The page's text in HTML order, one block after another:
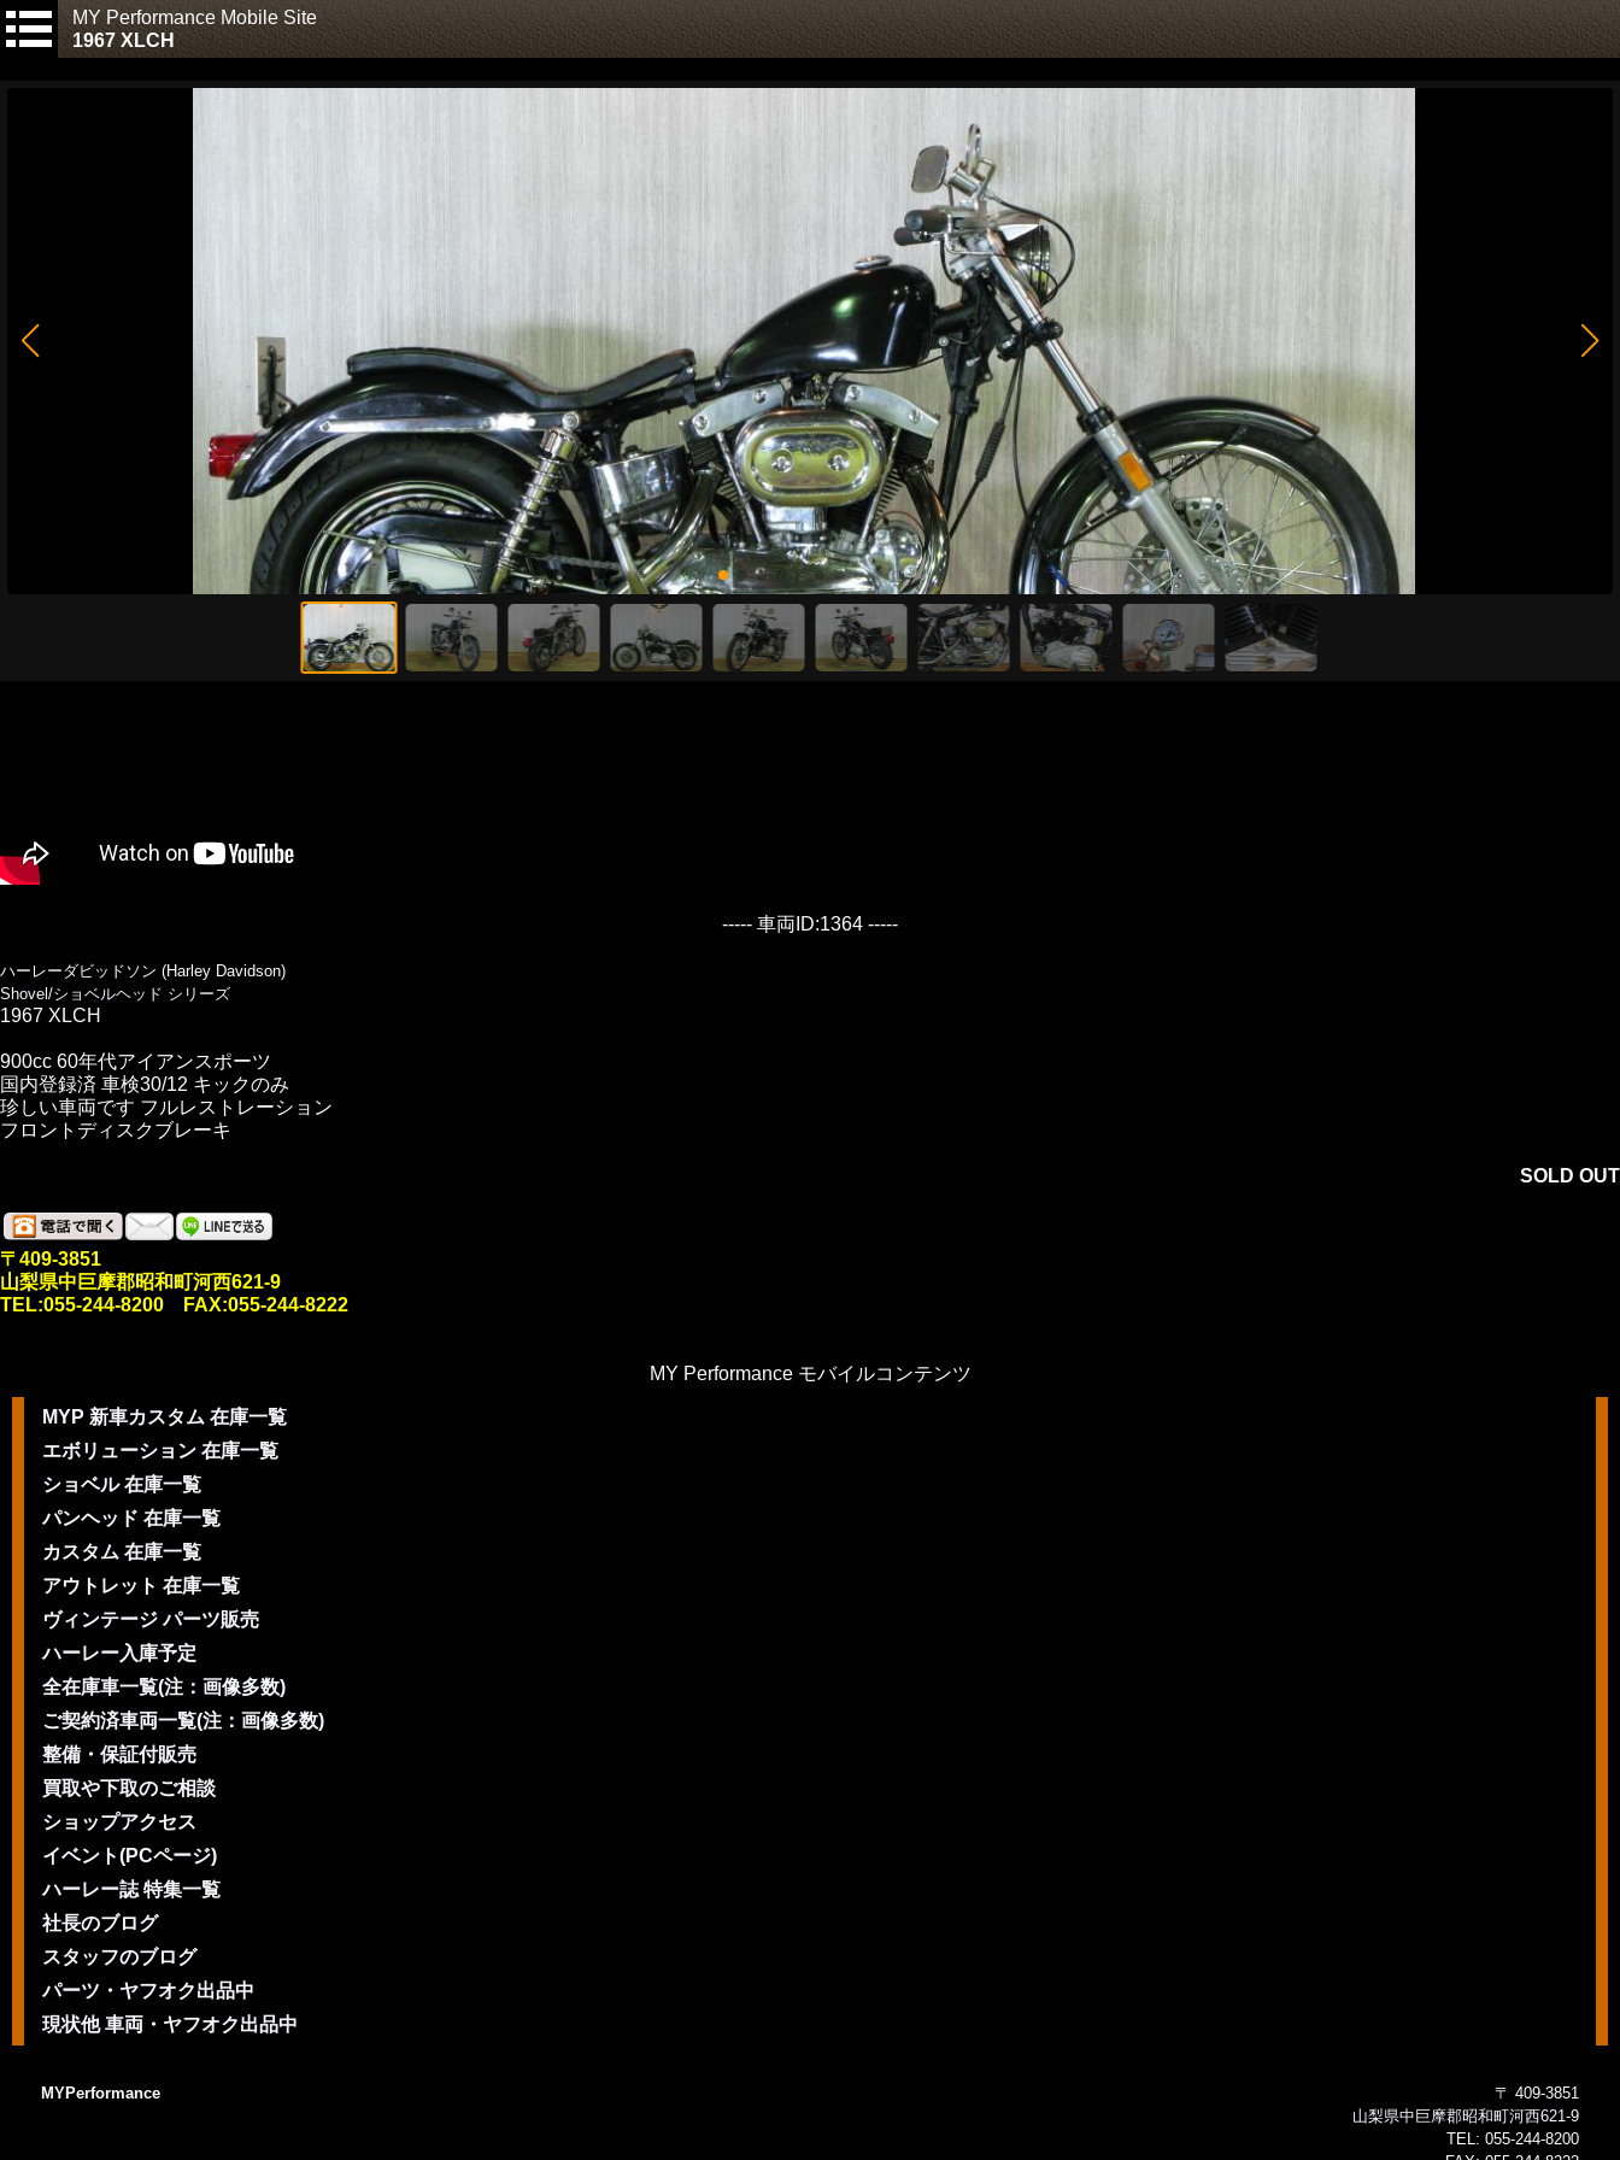
MY Performance Mobile Site
1967 XLCH
----- 車両ID:1364 -----
ハーレーダビッドソン (Harley Davidson)
Shovel/ショベルヘッド シリーズ
1967 XLCH
900cc 60年代アイアンスポーツ
国内登録済 車検30/12 キックのみ
珍しい車両です フルレストレーション
フロントディスクブレーキ
SOLD OUT
〒409-3851
山梨県中巨摩郡昭和町河西621-9
TEL:055-244-8200 FAX:055-244-8222
MY Performance モバイルコンテンツ
MYP 新車カスタム 在庫一覧
エボリューション 在庫一覧
ショベル 在庫一覧
パンヘッド 在庫一覧
カスタム 在庫一覧
アウトレット 在庫一覧
ヴィンテージ パーツ販売
ハーレー入庫予定
全在庫車一覧(注：画像多数)
ご契約済車両一覧(注：画像多数)
整備・保証付販売
買取や下取のご相談
ショップアクセス
イベント(PCページ)
ハーレー誌 特集一覧
社長のブログ
スタッフのブログ
パーツ・ヤフオク出品中
現状他 車両・ヤフオク出品中
MYPerformance
〒 409-3851
山梨県中巨摩郡昭和町河西621-9
TEL: 055-244-8200